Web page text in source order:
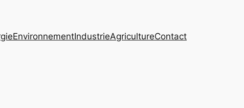
EnvironnementIndustrieAgricultureContact